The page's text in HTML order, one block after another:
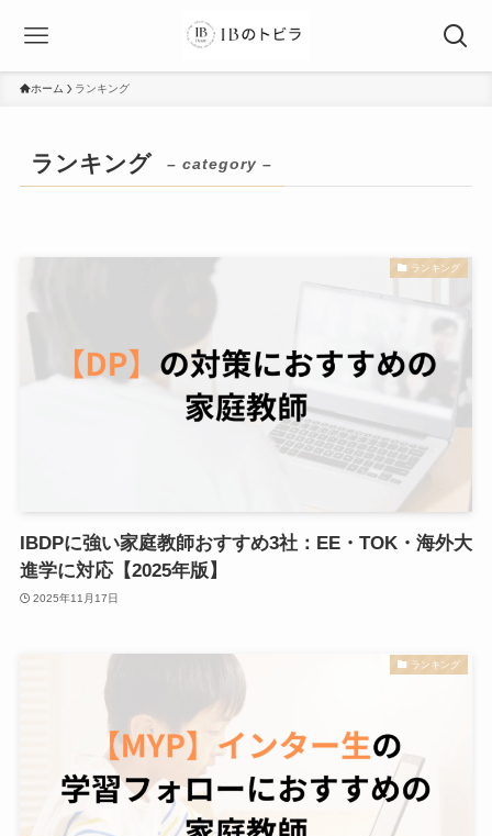
ホーム ランキング
ランキング – category –
ランキング
IBDPに強い家庭教師おすすめ3社：EE・TOK・海外大
進学に対応【2025年版】
2025年11月17日
ランキング